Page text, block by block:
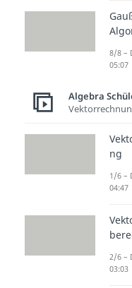
8/8 –
05:07
Algebra
ng
1/6 –
04:47
2/6 –
03:03